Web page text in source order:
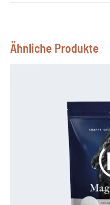
Ähnliche Produkte